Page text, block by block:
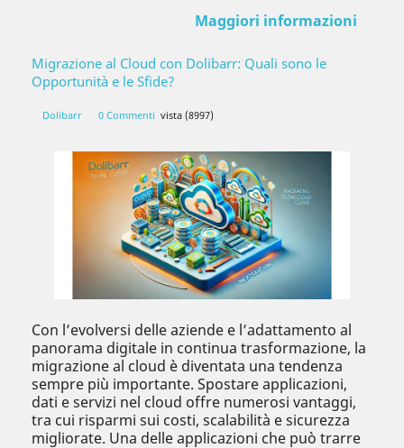
Maggiori informazioni
Migrazione al Cloud con Dolibarr: Quali sono le
Opportunità e le Sfide?
Dolibarr 0 Commenti vista (8997)
Con l’evolversi delle aziende e l’adattamento al
panorama digitale in continua trasformazione, la
migrazione al cloud è diventata una tendenza
sempre più importante. Spostare applicazioni,
dati e servizi nel cloud offre numerosi vantaggi,
tra cui risparmi sui costi, scalabilità e sicurezza
migliorate. Una delle applicazioni che può trarre